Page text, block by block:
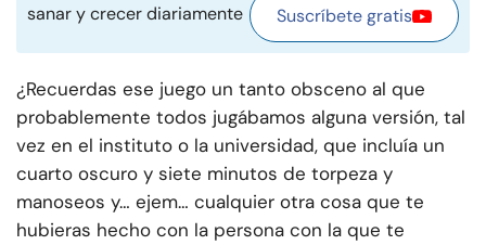
sanar y crecer diariamente Suscríbete gratis
¿Recuerdas ese juego un tanto obsceno al que
probablemente todos jugábamos alguna versión, tal
vez en el instituto o la universidad, que incluía un
cuarto oscuro y siete minutos de torpeza y
manoseos y… ejem… cualquier otra cosa que te
hubieras hecho con la persona con la que te